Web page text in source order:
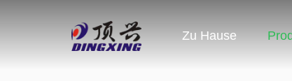
Zu Hause